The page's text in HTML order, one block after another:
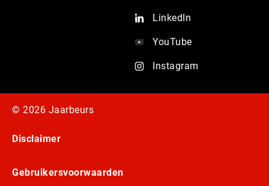
LinkedIn
YouTube
Instagram
© 2026 Jaarbeurs
Disclaimer
Gebruikersvoorwaarden